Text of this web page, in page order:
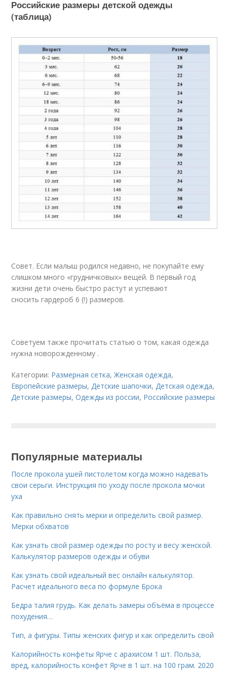
Российские размеры детской одежды
(таблица)
Совет. Если малыш родился недавно, не покупайте ему
слишком много «грудничковых» вещей. В первый год
жизни дети очень быстро растут и успевают
сносить гардероб 6 (!) размеров.
Советуем также прочитать статью о том, какая одежда
нужна новорожденному .
Категории: Размерная сетка,Женская одежда,
Европейские размеры, Детские шапочки, Детская одежда,
Детские размеры,Одежды из россии, Российские размеры
Популярные материалы
После прокола ушей пистолетом когда можно надевать
свои серьги. Инструкция по уходу после прокола мочки
уха
Как правильно снять мерки и определить свой размер.
Мерки обхватов
Как узнать свой размер одежды по росту и весу женской.
Калькулятор размеров одежды и обуви
Как узнать свой идеальный вес онлайн калькулятор.
Расчет идеального веса по формуле Брока
Бедра талия грудь. Как делать замеры объёма в процессе
похудения…
Тип, а фигуры. Типы женских фигур и как определить свой
Калорийность конфеты Ярче с арахисом 1 шт. Польза,
вред, калорийность конфет Ярче в 1 шт. на 100 грам. 2020